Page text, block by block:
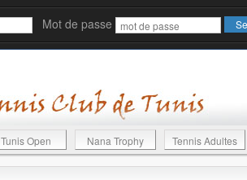
Mot de passe
Tunis Open Nana Trophy Tennis Adultes